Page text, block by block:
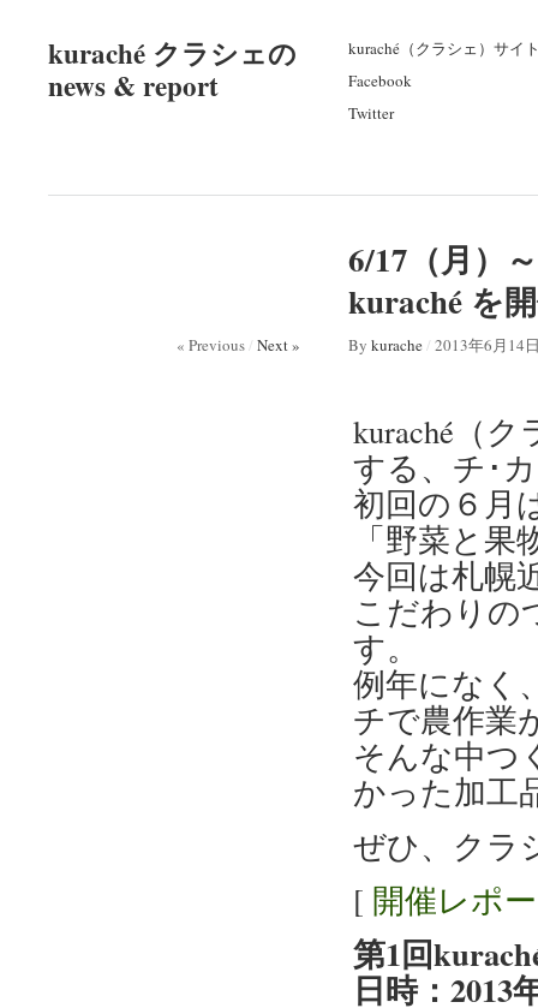
kuraché クラシェの
news & report
kuraché（クラシェ）サイ
Facebook
Twitter
6/17（月）
kuraché を
« Previous/ Next » By kurache/ 2013年6月14
kuraché（
する、チ･
初回の６月
「野菜と
今回は札幌
こだわりの
す。
例年になく
チで農作業
そんな中つ
かった加工
ぜひ、クラ
[ 開催レポ
第1回
日時：2013